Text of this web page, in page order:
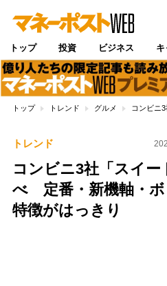
トップ 投資 ビジネス
トップ トレンド グルメ コンビニ
トレンド
コンビニ3社「スイ
べ 定番・新機軸・ボ
特徴がはっきり